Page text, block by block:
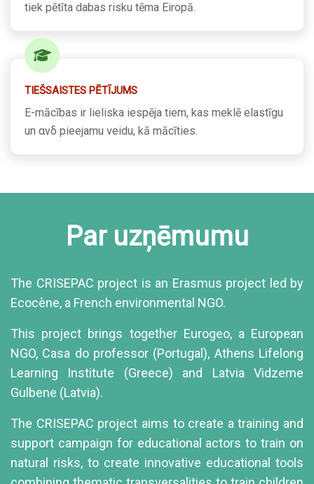
tiek pētīta dabas risku tēma Eiropā.
TIEŠSAISTES PĒTĪJUMS
E-mācības ir lieliska iespēja tiem, kas meklē elastīgu
un ανδ pieejamu veidu, kā mācīties.
Par uzņēmumu
The CRISEPAC project is an Erasmus project led by
Ecocène, a French environmental NGO.
This project brings together Eurogeo, a European
NGO, Casa do professor (Portugal), Athens Lifelong
Learning Institute (Greece) and Latvia Vidzeme
Gulbene (Latvia).
The CRISEPAC project aims to create a training and
support campaign for educational actors to train on
natural risks, to create innovative educational tools